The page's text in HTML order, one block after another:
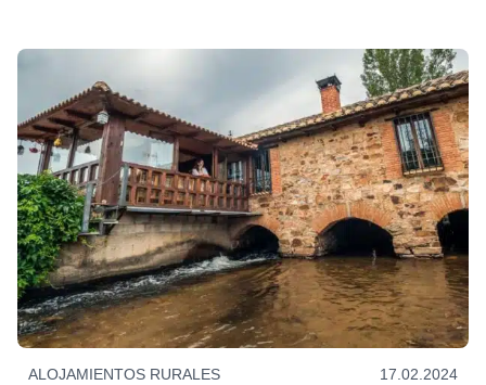
ALOJAMIENTOS RURALES 17.02.2024